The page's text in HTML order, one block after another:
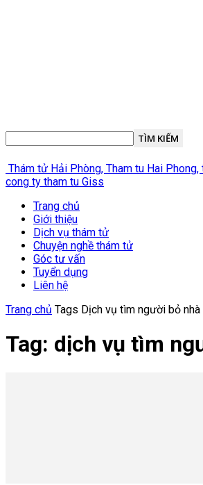
Thám tử Hải Phòng, Tham tu Hai
cong ty tham tu Giss
Trang chủ
Giới thiệu
Dịch vụ thám tử
Chuyện nghề thám tử
Góc tư vấn
Tuyển dụng
Liên hệ
Trang chủ Tags Dịch vụ tìm người bỏ
Tag: dịch vụ tìm